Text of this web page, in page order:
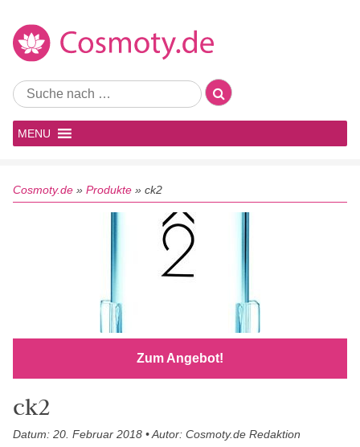
MENU
Cosmoty.de » Produkte » ck2
Zum Angebot!
ck2
Datum: 20. Februar 2018 • Autor: Cosmoty.de Redaktion